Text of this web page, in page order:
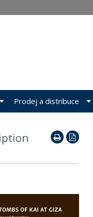
Prodej a distribuce